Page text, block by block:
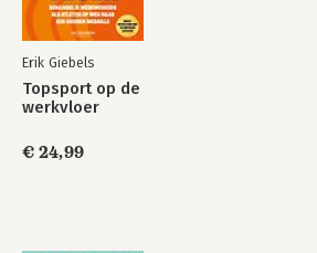
Bekijk alle boeken
Erik Giebels
Topsport op de
werkvloer
€ 24,99